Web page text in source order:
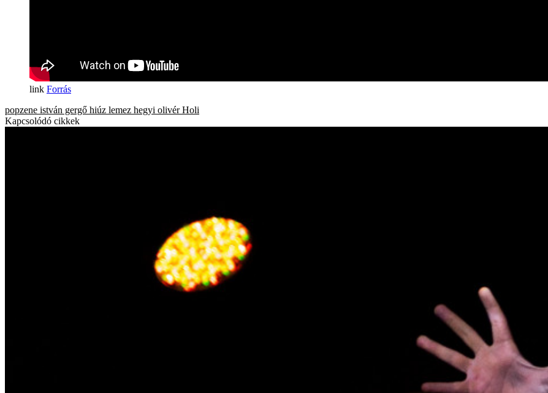
Forrás
popzene istván gergő hiúz lemez hegyi olivér Holi
Kapcsolódó cikkek